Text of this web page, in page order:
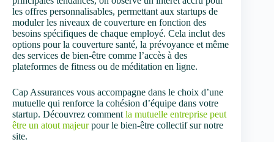
les offres personnalisables, permettant aux startups de
moduler les niveaux de couverture en fonction des
besoins spécifiques de chaque employé. Cela inclut des
options pour la couverture santé, la prévoyance et même
des services de bien-être comme l’accès à des
plateformes de fitness ou de méditation en ligne.
Cap Assurances vous accompagne dans le choix d’une
mutuelle qui renforce la cohésion d’équipe dans votre
startup. Découvrez comment la mutuelle entreprise peut
être un atout majeurpour le bien-être collectif sur notre
site.